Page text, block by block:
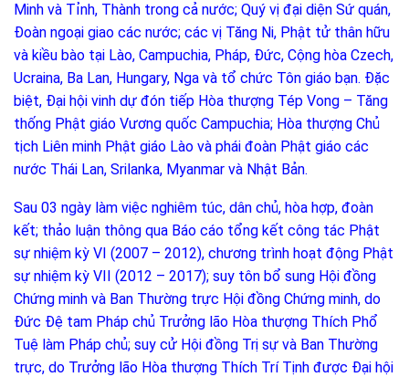
Minh và Tỉnh, Thành trong cả nước; Quý vị đại diện Sứ quán,
Đoàn ngoại giao các nước; các vị Tăng Ni, Phật tử thân hữu
và kiều bào tại Lào, Campuchia, Pháp, Đức, Cộng hòa Czech,
Ucraina, Ba Lan, Hungary, Nga và tổ chức Tôn giáo bạn. Đặc
biệt, Đại hội vinh dự đón tiếp Hòa thượng Tép Vong – Tăng
thống Phật giáo Vương quốc Campuchia; Hòa thượng Chủ
tịch Liên minh Phật giáo Lào và phái đoàn Phật giáo các
nước Thái Lan, Srilanka, Myanmar và Nhật Bản.
Sau 03 ngày làm việc nghiêm túc, dân chủ, hòa hợp, đoàn
kết; thảo luận thông qua Báo cáo tổng kết công tác Phật
sự nhiệm kỳ VI (2007 – 2012), chương trình hoạt động Phật
sự nhiệm kỳ VII (2012 – 2017); suy tôn bổ sung Hội đồng
Chứng minh và Ban Thường trực Hội đồng Chứng minh, do
Đức Đệ tam Pháp chủ Trưởng lão Hòa thượng Thích Phổ
Tuệ làm Pháp chủ; suy cử Hội đồng Trị sự và Ban Thường
trực, do Trưởng lão Hòa thượng Thích Trí Tịnh được Đại hội